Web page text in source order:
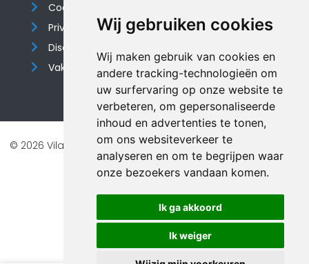
Wij gebruiken cookies
Wij maken gebruik van cookies en
andere tracking-technologieën om
uw surfervaring op onze website te
verbeteren, om gepersonaliseerde
inhoud en advertenties te tonen,
om ons websiteverkeer te
analyseren en om te begrijpen waar
onze bezoekers vandaan komen.
Ik ga akkoord
Ik weiger
Cookieverklaring
Privacyverklaring
Disclaimer
Vakantiehuis website
© 2026 Vilando Vakantiehuizen |Website door FalcoTravel
Veilig online betalen met